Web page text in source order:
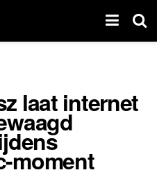
laat internet
moment